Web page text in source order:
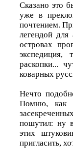
Сказано это
уже в
почтением.
легендой для
островах
экспедиция,
раскопки...
коварных
Нечто
Помню, как
пошутил: ну
этих
пригласить,